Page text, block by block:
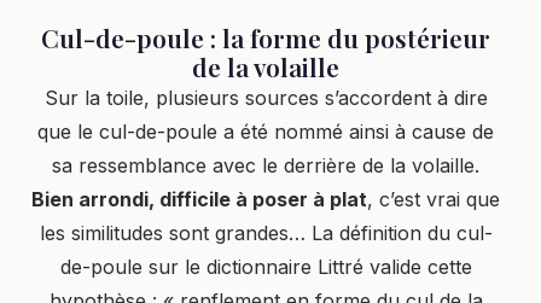
Cul-de-poule : la forme du postérieur
de la volaille
Sur la toile, plusieurs sources s’accordent à dire
que le cul-de-poule a été nommé ainsi à cause de
sa ressemblance avec le derrière de la volaille.
Bien arrondi, difficile à poser à plat, c’est vrai que
les similitudes sont grandes… La définition du cul-
de-poule sur le dictionnaire Littré valide cette